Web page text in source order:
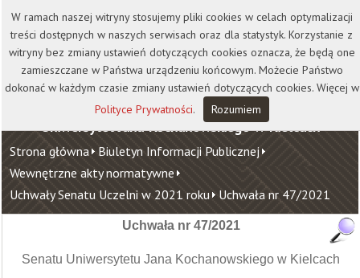
Kontakt Biblioteka
Wydawnictwo
Wirtualna Uczelnia
Uniwersytet Jana Kochanowskiego w Kielcach
Strona główna Biuletyn Informacji Publicznej
Wewnętrzne akty normatywne
Uchwały Senatu Uczelni w 2021 roku Uchwała nr 47/2021
Uchwała nr 47/2021
Senatu Uniwersytetu Jana Kochanowskiego w Kielcach
W ramach naszej witryny stosujemy pliki cookies w celach optymalizacji
treści dostępnych w naszych serwisach oraz dla statystyk. Korzystanie z
witryny bez zmiany ustawień dotyczących cookies oznacza, że będą one
zamieszczane w Państwa urządzeniu końcowym. Możecie Państwo
dokonać w każdym czasie zmiany ustawień dotyczących cookies. Więcej w
Polityce Prywatności. Rozumiem